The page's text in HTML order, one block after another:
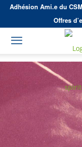
Adhésion Ami.e du CSM
Offres